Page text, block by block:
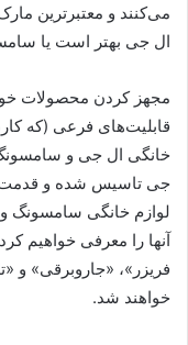
می‌کنند و معتبرترین
ال جی بهتر است یا
مجهز کردن محصولات خود
قابلیت‌های فرعی (که
جی تاسیس شده و قدمت
لوازم خانگی سامسونگ
آنها را معرفی خواهیم
فریزر»، «جاروبرقی» و
خواهند شد.